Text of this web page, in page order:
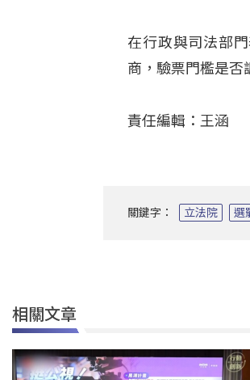
在行政與司法部
商，驗票門檻是否
責任編輯：王涵
關鍵字： 立法院 選
相關文章